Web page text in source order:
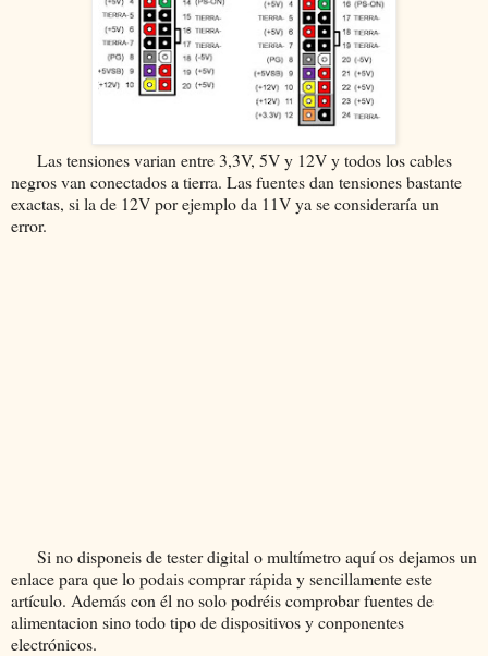
Las tensiones varian entre 3,3V, 5V y 12V y todos los cables
negros van conectados a tierra. Las fuentes dan tensiones bastante
exactas, si la de 12V por ejemplo da 11V ya se consideraría un
error.
Si no disponeis de tester digital o multímetro aquí os dejamos un
enlace para que lo podais comprar rápida y sencillamente este
artículo. Además con él no solo podréis comprobar fuentes de
alimentacion sino todo tipo de dispositivos y conponentes
electrónicos.